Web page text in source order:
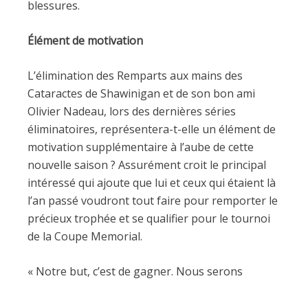
blessures.
Élément de motivation
L’élimination des Remparts aux mains des
Cataractes de Shawinigan et de son bon ami
Olivier Nadeau, lors des dernières séries
éliminatoires, représentera-t-elle un élément de
motivation supplémentaire à l’aube de cette
nouvelle saison ? Assurément croit le principal
intéressé qui ajoute que lui et ceux qui étaient là
l’an passé voudront tout faire pour remporter le
précieux trophée et se qualifier pour le tournoi
de la Coupe Memorial.
« Notre but, c’est de gagner. Nous serons